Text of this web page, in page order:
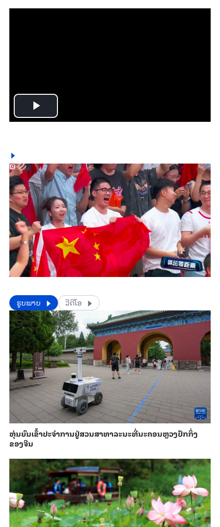
Play
​​ຮູບພາບ ວີດີໂອ
​ຫຸ່ນ​ຍົນ​ເຂົ້າ​ປະ​ຈຳ​ການ​ຢູ່​ສວນ​ສາ​ທາ​ລະ​ນະ​ທີ່​ນະ​ຄອນຫຼວງ​ປັກ​ກິ່ງ​
ຂອງ​ຈີນ